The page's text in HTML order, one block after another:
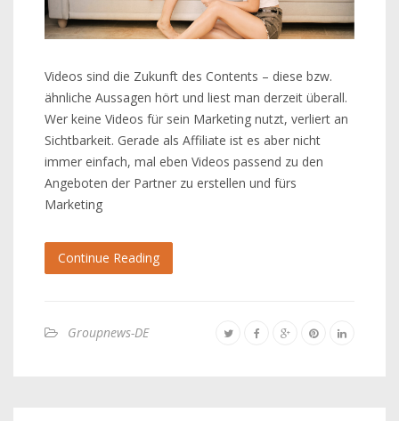
Videos sind die Zukunft des Contents – diese bzw.
ähnliche Aussagen hört und liest man derzeit überall.
Wer keine Videos für sein Marketing nutzt, verliert an
Sichtbarkeit. Gerade als Affiliate ist es aber nicht
immer einfach, mal eben Videos passend zu den
Angeboten der Partner zu erstellen und fürs
Marketing
Continue Reading
Groupnews-DE